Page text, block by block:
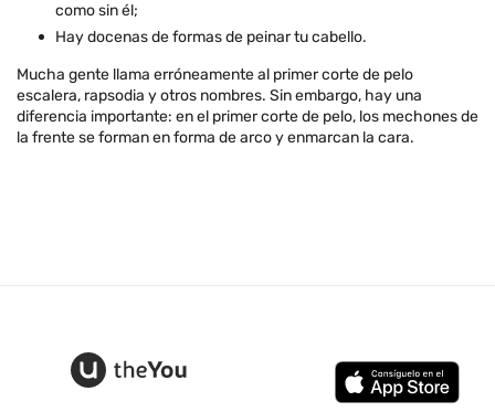
como sin él;
Hay docenas de formas de peinar tu cabello.
Mucha gente llama erróneamente al primer corte de pelo
escalera, rapsodia y otros nombres. Sin embargo, hay una
diferencia importante: en el primer corte de pelo, los mechones de
la frente se forman en forma de arco y enmarcan la cara.